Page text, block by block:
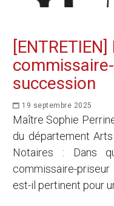
succession
19 septembre 2025
Maître Sophie
du département
Notaires : Dans
commissaire-
est-il pertinent pour